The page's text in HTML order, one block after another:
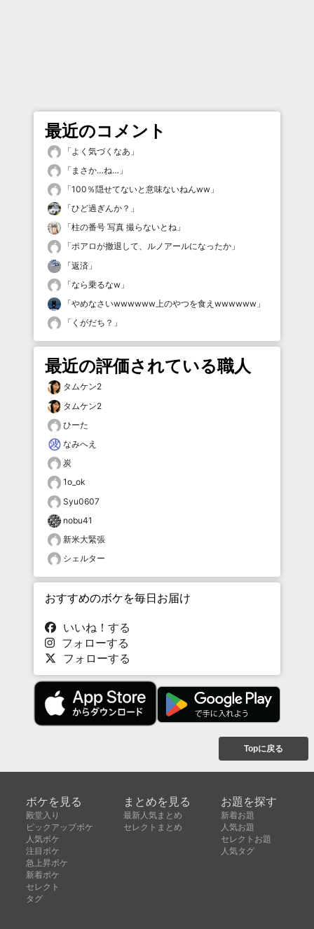
最近のコメント
「 よく気づくなあ 」
「 まさか…ね… 」
「100％隠せてないと意味ないねんww 」
「ひど過ぎんか？ 」
「柱の番号 写真 撮らないとね 」
「ポアロが撤退して、ルノアールになったか 」
「返済 」
「なら乗るなw 」
「やめなさいwwwwww上のやつを食えwwwwww 」
「 くがだち？ 」
最近の評価されている職人
タムケン2
タムケン2
ひーた
なみへえ
炭
1o_ok
Syu0607
nobu41
新米大緊張
シェルター
おすすめのボケを毎日お届け
いいね！する
フォローする
フォローする
Topに戻る
ボケを見る
殿堂入り
ピックアップボケ
人気ボケ
注目ボケ
急上昇ボケ
新着ボケ
セレクト
タグ
まとめを見る
最新人気まとめ
セレクトまとめ
お題を探す
新着お題
人気お題
セレクトお題
人気タグ